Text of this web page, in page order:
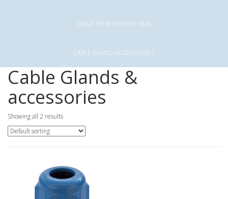
CABLE PENETRATION SEAL
CABLE GLAND ACCESSORIES
Cable Glands &
accessories
Showing all 2 results